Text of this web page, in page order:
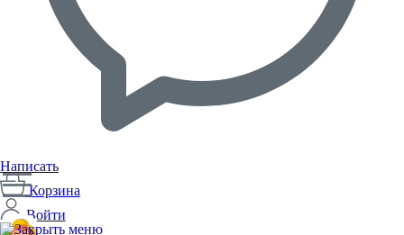
Написать
Корзина
Войти